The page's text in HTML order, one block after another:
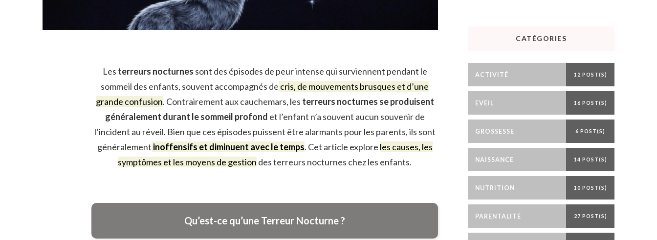
Les terreurs nocturnes sont des épisodes de peur intense qui surviennent pendant le
sommeil des enfants, souvent accompagnés de cris, de mouvements brusques et d’une
grande confusion. Contrairement aux cauchemars, les terreurs nocturnes se produisent
généralement durant le sommeil profond et l’enfant n’a souvent aucun souvenir de
l’incident au réveil. Bien que ces épisodes puissent être alarmants pour les parents, ils sont
généralement inoffensifs et diminuent avec le temps. Cet article explore les causes, les
symptômes et les moyens de gestion des terreurs nocturnes chez les enfants.
Qu’est-ce qu’une Terreur Nocturne ?
CATÉGORIES
ACTIVITÉ 12 POST(S)
EVEIL 16 POST(S)
GROSSESSE 6 POST(S)
NAISSANCE 14 POST(S)
NUTRITION 10 POST(S)
PARENTALITÉ 27 POST(S)